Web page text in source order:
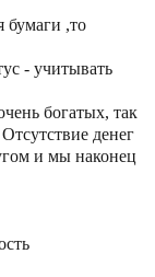
бумаги ,то
- учитывать
богатых, так
денег
и мы наконец